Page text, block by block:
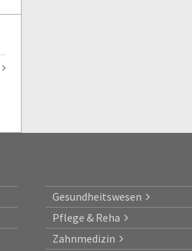
Gesundheitswesen
Pflege & Reha
Zahnmedizin